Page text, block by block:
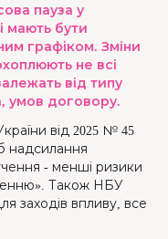
пауза у
мають бути
графіком. Зміни
не всі
від типу
умов договору.
від 2025 № 45
надсилання
- менші ризики
Також НБУ
заходів впливу, все